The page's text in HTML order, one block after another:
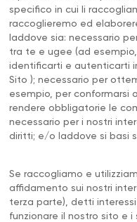
specifico in cui li
raccoglieremo ed
laddove sia: necessario
tra te e ugee (ad
identificarti e autenticarti
Sito ); necessario per
esempio, per conformarsi
rendere obbligatorie le
necessario per i nostri
diritti; e/o laddove si basi
Se raccogliamo e
affidamento sui nostri
terza parte), detti
funzionare il nostro sito e i